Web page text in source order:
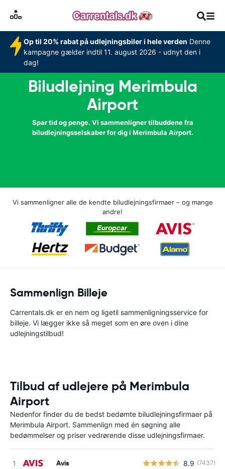
Op til 20% rabat på udlejningsbiler i hele verden Denne
kampagne gælder indtil 11. august 2026 - udnyt den i
dag!
Biludlejning Merimbula
Airport
Spar tid og penge. Vi sammenligner tilbuddene fra
biludlejningsselskaber for dig i Merimbula Airport.
Vi sammenligner alle de kendte biludlejningsfirmaer – og mange
andre!
Sammenlign Billeje
Carrentals.dk er en nem og ligetil sammenligningsservice for
billeje. Vi lægger ikke så meget som en øre oven i dine
udlejningstilbud!
Tilbud af udlejere på Merimbula
Airport
Nedenfor finder du de bedst bedømte biludlejningsfirmaer på
Merimbula Airport. Sammenlign med én søgning alle
bedømmelser og priser vedrørende disse udlejningsfirmaer.
Avis 8.9 (7437)